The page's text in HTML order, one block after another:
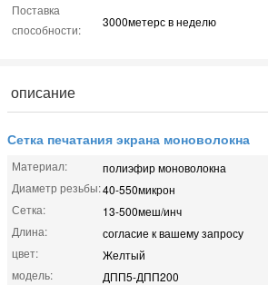
Поставка
способности:
3000метерс в неделю
описание
Сетка печатания экрана моноволокна
Материал:
полиэфир моноволокна
Диаметр резьбы:40-550микрон
Сетка:
13-500меш/инч
Длина:
согласие к вашему запросу
цвет:
Желтый
модель:
ДПП5-ДПП200